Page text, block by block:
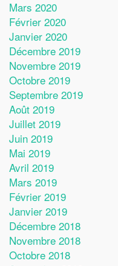
Mars 2020
Février 2020
Janvier 2020
Décembre 2019
Novembre 2019
Octobre 2019
Septembre 2019
Août 2019
Juillet 2019
Juin 2019
Mai 2019
Avril 2019
Mars 2019
Février 2019
Janvier 2019
Décembre 2018
Novembre 2018
Octobre 2018